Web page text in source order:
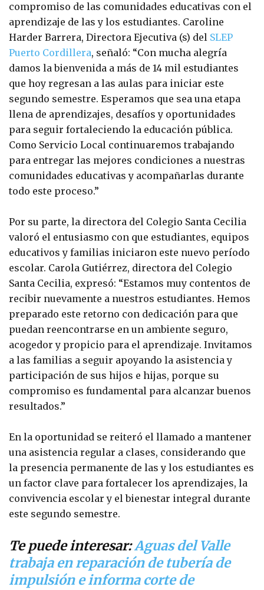
compromiso de las comunidades educativas con el
aprendizaje de las y los estudiantes. Caroline
Harder Barrera, Directora Ejecutiva (s) del SLEP
Puerto Cordillera, señaló: “Con mucha alegría
damos la bienvenida a más de 14 mil estudiantes
que hoy regresan a las aulas para iniciar este
segundo semestre. Esperamos que sea una etapa
llena de aprendizajes, desafíos y oportunidades
para seguir fortaleciendo la educación pública.
Como Servicio Local continuaremos trabajando
para entregar las mejores condiciones a nuestras
comunidades educativas y acompañarlas durante
todo este proceso.”
Por su parte, la directora del Colegio Santa Cecilia
valoró el entusiasmo con que estudiantes, equipos
educativos y familias iniciaron este nuevo período
escolar. Carola Gutiérrez, directora del Colegio
Santa Cecilia, expresó: “Estamos muy contentos de
recibir nuevamente a nuestros estudiantes. Hemos
preparado este retorno con dedicación para que
puedan reencontrarse en un ambiente seguro,
acogedor y propicio para el aprendizaje. Invitamos
a las familias a seguir apoyando la asistencia y
participación de sus hijos e hijas, porque su
compromiso es fundamental para alcanzar buenos
resultados.”
En la oportunidad se reiteró el llamado a mantener
una asistencia regular a clases, considerando que
la presencia permanente de las y los estudiantes es
un factor clave para fortalecer los aprendizajes, la
convivencia escolar y el bienestar integral durante
este segundo semestre.
Te puede interesar:Aguas del Valle
trabaja en reparación de tubería de
impulsión e informa corte de